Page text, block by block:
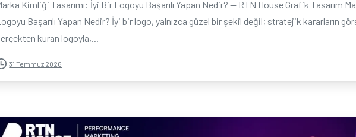
Kimliği Tasarımı: İyi Bir Logoyu Başarılı Yapan Nedir? — RTN House Grafik Tasarım
Başarılı Yapan Nedir? İyi bir logo, yalnızca güzel bir şekil değil; stratejik kararların
kuran logoyla,...
31 Temmuz 2026